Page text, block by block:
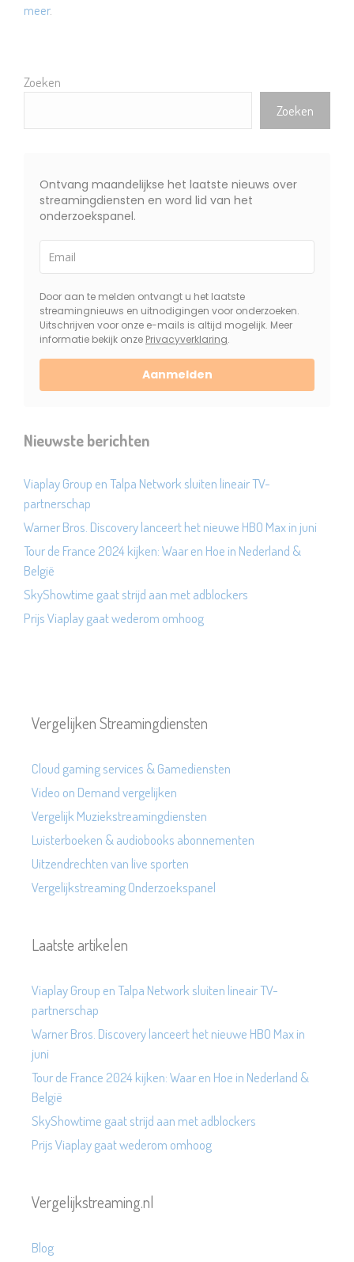
meer.
Zoeken
Zoeken
Ontvang maandelijkse het laatste nieuws over
streamingdiensten en word lid van het
onderzoekspanel.
Door aan te melden ontvangt u het laatste
streamingnieuws en uitnodigingen voor onderzoeken.
Uitschrijven voor onze e-mails is altijd mogelijk. Meer
informatie bekijk onze Privacyverklaring.
Aanmelden
Nieuwste berichten
Viaplay Group en Talpa Network sluiten lineair TV-
partnerschap
Warner Bros. Discovery lanceert het nieuwe HBO Max in juni
Tour de France 2024 kijken: Waar en Hoe in Nederland &
België
SkyShowtime gaat strijd aan met adblockers
Prijs Viaplay gaat wederom omhoog
Vergelijken Streamingdiensten
Cloud gaming services & Gamediensten
Video on Demand vergelijken
Vergelijk Muziekstreamingdiensten
Luisterboeken & audiobooks abonnementen
Uitzendrechten van live sporten
Vergelijkstreaming Onderzoekspanel
Laatste artikelen
Viaplay Group en Talpa Network sluiten lineair TV-
partnerschap
Warner Bros. Discovery lanceert het nieuwe HBO Max in
juni
Tour de France 2024 kijken: Waar en Hoe in Nederland &
België
SkyShowtime gaat strijd aan met adblockers
Prijs Viaplay gaat wederom omhoog
Vergelijkstreaming.nl
Blog